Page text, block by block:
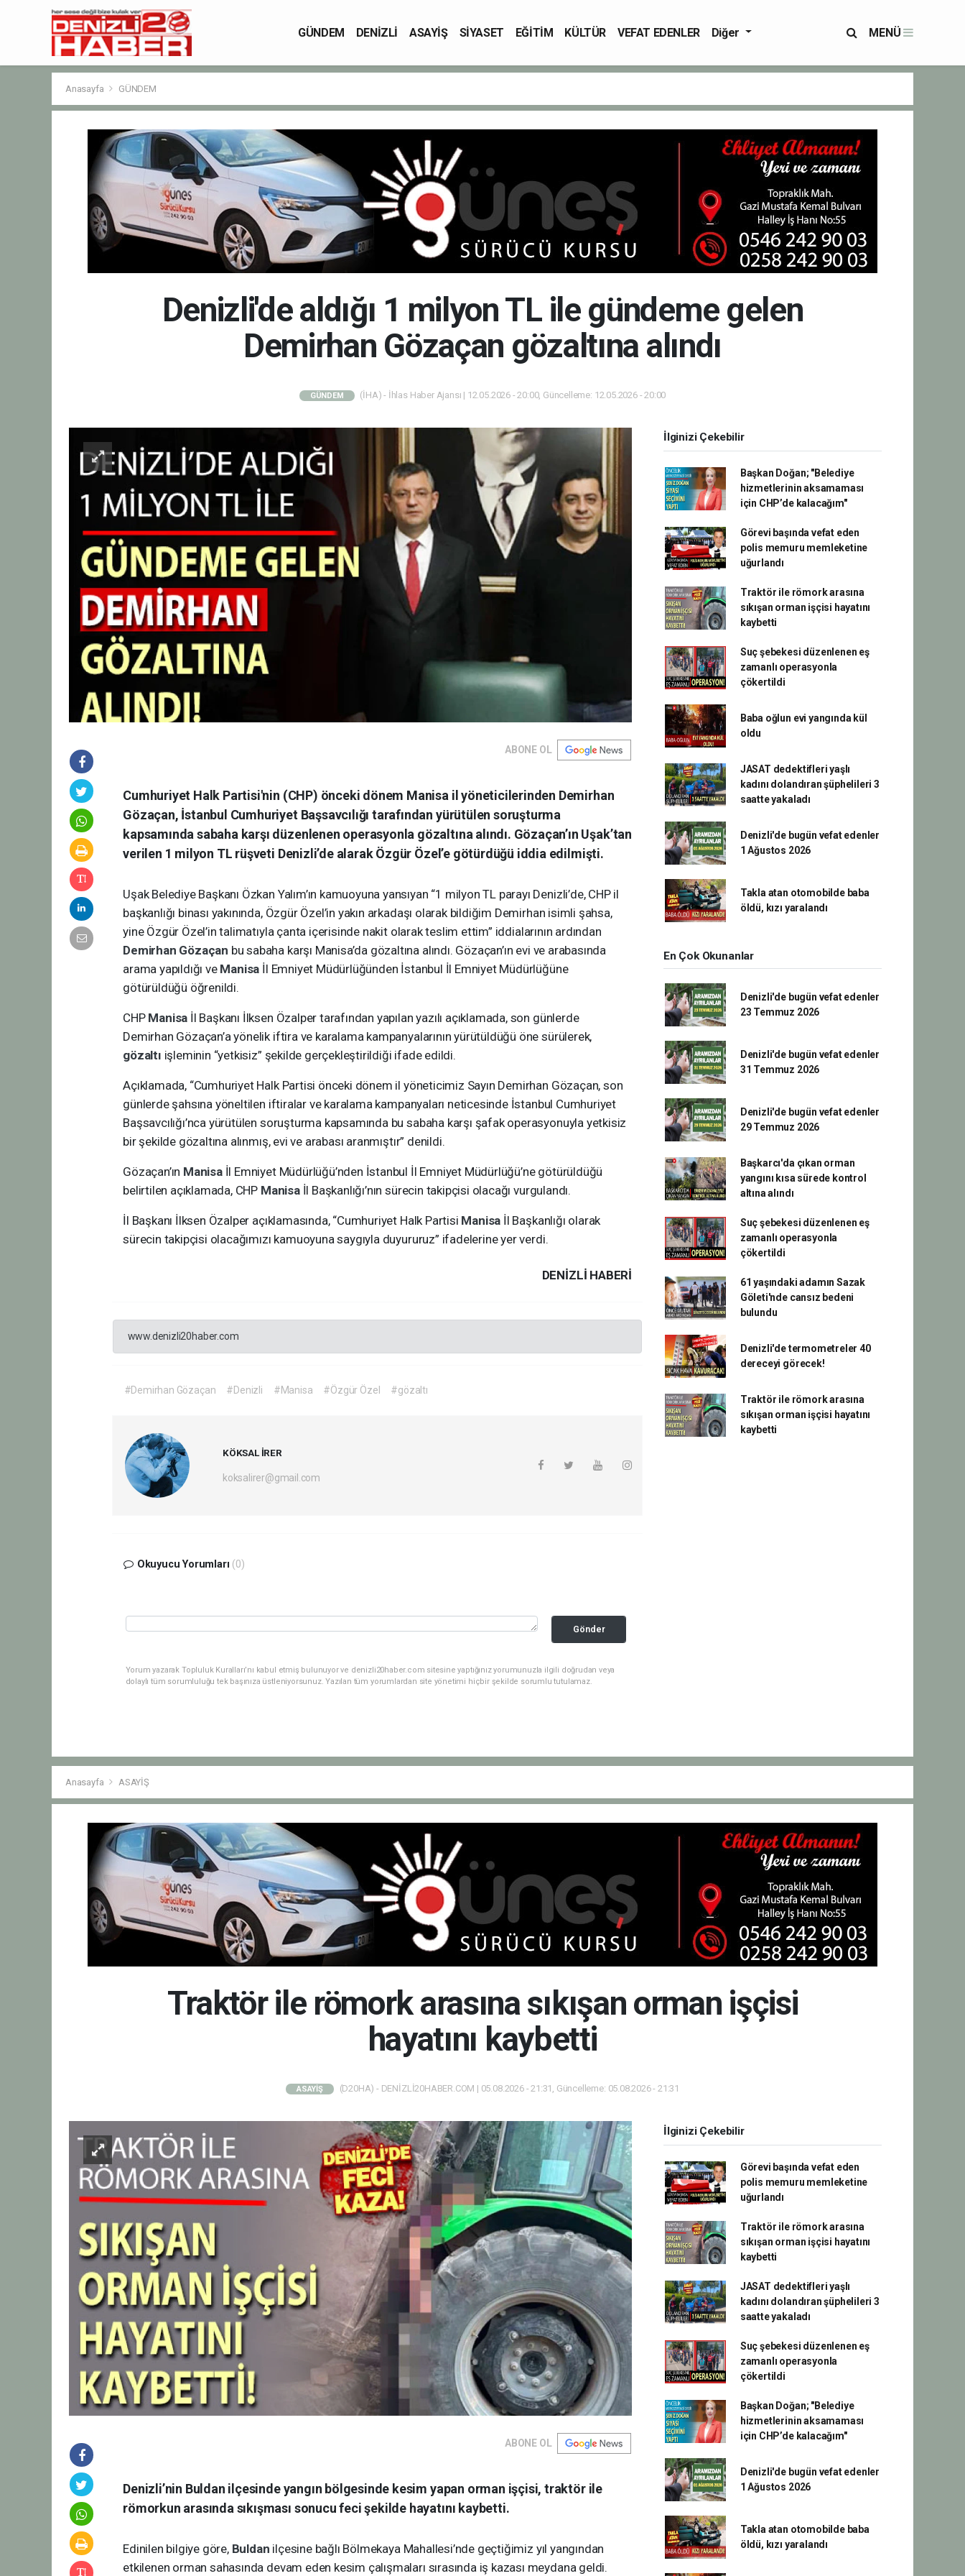
GÜNDEM DENİZLİ ASAYİŞ SİYASET EĞİTİM KÜLTÜR VEFAT EDENLER Diğer MENÜ
Anasayfa GÜNDEM
Denizli'de aldığı 1 milyon TL ile gündeme gelen
Demirhan Gözaçan gözaltına alındı
GÜNDEM (İHA) - İhlas Haber Ajansı | 12.05.2026 - 20:00, Güncelleme: 12.05.2026 - 20:00
ABONE OL
Cumhuriyet Halk Partisi'nin (CHP) önceki dönem Manisa il yöneticilerinden Demirhan
Gözaçan, İstanbul Cumhuriyet Başsavcılığı tarafından yürütülen soruşturma
kapsamında sabaha karşı düzenlenen operasyonla gözaltına alındı. Gözaçan’ın Uşak’tan
verilen 1 milyon TL rüşveti Denizli’de alarak Özgür Özel’e götürdüğü iddia edilmişti.
Uşak Belediye Başkanı Özkan Yalım’ın kamuoyuna yansıyan “1 milyon TL parayı Denizli’de, CHP il
başkanlığı binası yakınında, Özgür Özel’in yakın arkadaşı olarak bildiğim Demirhan isimli şahsa,
yine Özgür Özel’in talimatıyla çanta içerisinde nakit olarak teslim ettim” iddialarının ardından
Demirhan Gözaçan bu sabaha karşı Manisa’da gözaltına alındı. Gözaçan’ın evi ve arabasında
arama yapıldığı ve Manisa İl Emniyet Müdürlüğünden İstanbul İl Emniyet Müdürlüğüne
götürüldüğü öğrenildi.
CHP Manisa İl Başkanı İlksen Özalper tarafından yapılan yazılı açıklamada, son günlerde
Demirhan Gözaçan’a yönelik iftira ve karalama kampanyalarının yürütüldüğü öne sürülerek,
gözaltı işleminin “yetkisiz” şekilde gerçekleştirildiği ifade edildi.
Açıklamada, “Cumhuriyet Halk Partisi önceki dönem il yöneticimiz Sayın Demirhan Gözaçan, son
günlerde şahsına yöneltilen iftiralar ve karalama kampanyaları neticesinde İstanbul Cumhuriyet
Başsavcılığı’nca yürütülen soruşturma kapsamında bu sabaha karşı şafak operasyonuyla yetkisiz
bir şekilde gözaltına alınmış, evi ve arabası aranmıştır” denildi.
Gözaçan’ın Manisa İl Emniyet Müdürlüğü’nden İstanbul İl Emniyet Müdürlüğü’ne götürüldüğü
belirtilen açıklamada, CHP Manisa İl Başkanlığı’nın sürecin takipçisi olacağı vurgulandı.
İl Başkanı İlksen Özalper açıklamasında, “Cumhuriyet Halk Partisi Manisa İl Başkanlığı olarak
sürecin takipçisi olacağımızı kamuoyuna saygıyla duyururuz” ifadelerine yer verdi.
DENIZLI HABERİ
www.denizli20haber.com
#Demirhan Gözaçan #Denizli #Manisa #Özgür Özel #gözaltı
KÖKSAL İRER
koksalirer@gmail.com
Okuyucu Yorumları (0)
Gönder
Yorum yazarak Topluluk Kuralları’nı kabul etmiş bulunuyor ve denizli20haber.com sitesine yaptığınız yorumunuzla ilgili doğrudan veya
dolaylı tüm sorumluluğu tek başınıza üstleniyorsunuz. Yazılan tüm yorumlardan site yönetimi hiçbir şekilde sorumlu tutulamaz.
İlginizi Çekebilir
Başkan Doğan; "Belediye
hizmetlerinin aksamaması
için CHP’de kalacağım"
Görevi başında vefat eden
polis memuru memleketine
uğurlandı
Traktör ile römork arasına
sıkışan orman işçisi hayatını
kaybetti
Suç şebekesi düzenlenen eş
zamanlı operasyonla
çökertildi
Baba oğlun evi yangında kül
oldu
JASAT dedektifleri yaşlı
kadını dolandıran şüphelileri 3
saatte yakaladı
Denizli'de bugün vefat edenler
1 Ağustos 2026
Takla atan otomobilde baba
öldü, kızı yaralandı
En Çok Okunanlar
Denizli'de bugün vefat edenler
23 Temmuz 2026
Denizli'de bugün vefat edenler
31 Temmuz 2026
Denizli'de bugün vefat edenler
29 Temmuz 2026
Başkarcı'da çıkan orman
yangını kısa sürede kontrol
altına alındı
Suç şebekesi düzenlenen eş
zamanlı operasyonla
çökertildi
61 yaşındaki adamın Sazak
Göleti'nde cansız bedeni
bulundu
Denizli'de termometreler 40
dereceyi görecek!
Traktör ile römork arasına
sıkışan orman işçisi hayatını
kaybetti
Anasayfa ASAYİŞ
Traktör ile römork arasına sıkışan orman işçisi
hayatını kaybetti
ASAYİŞ (D20HA) - DENİZLİ20HABER.COM | 05.08.2026 - 21:31, Güncelleme: 05.08.2026 - 21:31
ABONE OL
Denizli’nin Buldan ilçesinde yangın bölgesinde kesim yapan orman işçisi, traktör ile
römorkun arasında sıkışması sonucu feci şekilde hayatını kaybetti.
Edinilen bilgiye göre, Buldan ilçesine bağlı Bölmekaya Mahallesi’nde geçtiğimiz yıl yangından
etkilenen orman sahasında devam eden kesim çalışmaları sırasında iş kazası meydana geldi.
İlginizi Çekebilir
Görevi başında vefat eden
polis memuru memleketine
uğurlandı
Traktör ile römork arasına
sıkışan orman işçisi hayatını
kaybetti
JASAT dedektifleri yaşlı
kadını dolandıran şüphelileri 3
saatte yakaladı
Suç şebekesi düzenlenen eş
zamanlı operasyonla
çökertildi
Başkan Doğan; "Belediye
hizmetlerinin aksamaması
için CHP’de kalacağım"
Denizli'de bugün vefat edenler
1 Ağustos 2026
Takla atan otomobilde baba
öldü, kızı yaralandı